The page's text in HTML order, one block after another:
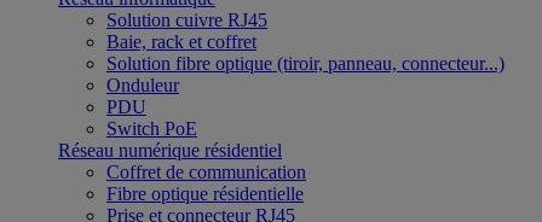
Solution cuivre RJ45
Baie, rack et coffret
Solution fibre optique (tiroir, panneau, connecteur...)
Onduleur
PDU
Switch PoE
Réseau numérique résidentiel
Coffret de communication
Fibre optique résidentielle
Prise et connecteur RJ45